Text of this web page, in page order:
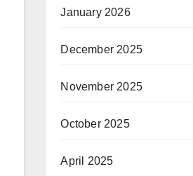
January 2026
December 2025
November 2025
October 2025
April 2025